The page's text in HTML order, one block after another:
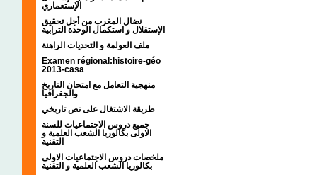
الإستعماري
نضال المغرب من أجل تحقيق
الإستقلال و استكمال الوحدة الترابية
ملف العولمة و التحديات الراهنة
Examen régional:histoire-géo
2013-casa
منهجية التعامل مع امتحان التاريخ
والجغرافيا
طريقة الاشتغال على نص تاريخي
جميع دروس الاجتماعيات للسنة
الاولى بكالوريا الشعب العلمية و
التقنية
ملخصات دروس الاجتماعيات الاولى
بكالوريا الشعب العلمية و التقنية